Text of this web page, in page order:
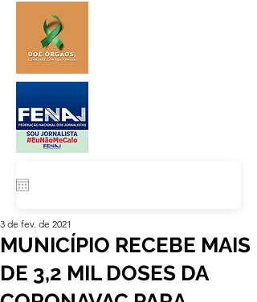
MUNICÍPIO RECEBE MAIS
DE 3,2 MIL DOSES DA
3 de fev. de 2021